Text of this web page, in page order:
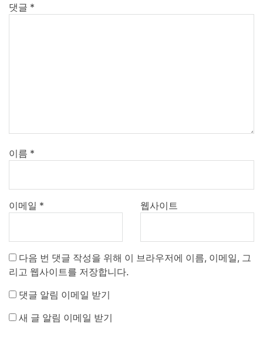
댓글 *
이름 *
이메일 * 웹사이트
다음 번 댓글 작성을 위해 이 브라우저에 이름, 이메일, 그
리고 웹사이트를 저장합니다.
댓글 알림 이메일 받기
새 글 알림 이메일 받기